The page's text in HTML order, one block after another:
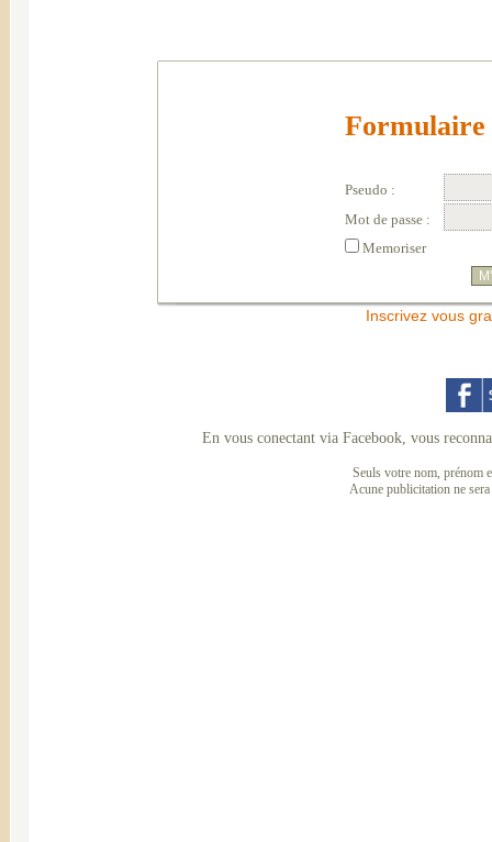
Pseudo :
Mot de passe :
Memoriser
Inscrivez vous
En vous conectant via Facebook, vous
Seuls votre nom, prénom
Acune publicitation ne